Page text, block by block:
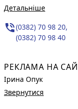
Детальніше
phone_in_talk(0382) 70 98 20,
(0382) 70 98 40
РЕКЛАМА НА
Ірина Опук
Звернутися